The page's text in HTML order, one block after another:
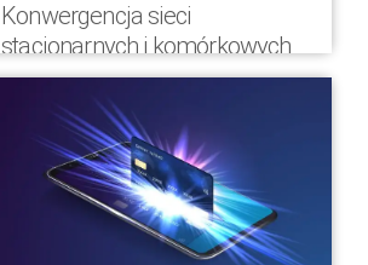
Konwergencja sieci
stacjonarnych i komórkowych
COMVERGA wprowadziła usługi SMS w
sieciach stacjonarnych oraz pomiędzy
sieciami komórkowymi i stacjonarnymi,
Text-2-Speech, Text-2-Fax